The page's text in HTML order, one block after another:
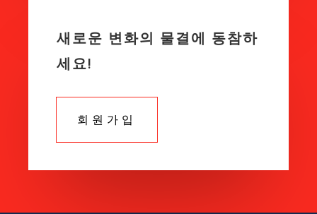
새로운 변화의 물결에 동참하
세요!
회원가입